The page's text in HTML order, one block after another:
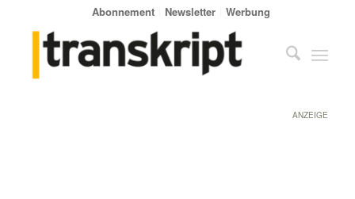
Abonnement Newsletter Werbung
ANZEIGE